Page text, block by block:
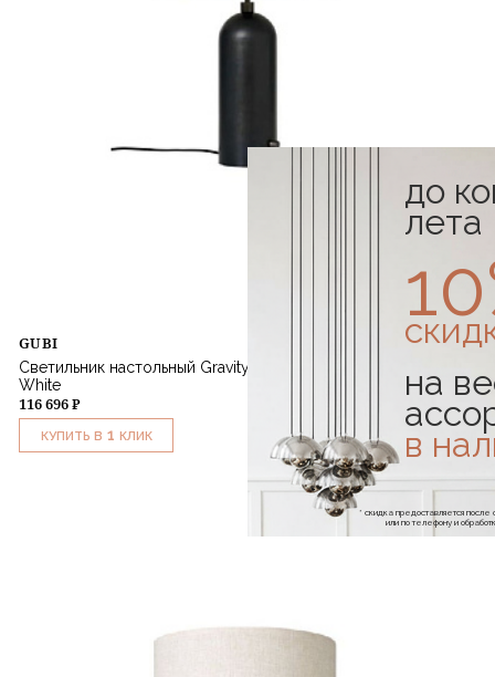
GUBI
Светильник настольный Gravity Table Large Blackened Steel
White
116 696 ₽
КУПИТЬ В 1 КЛИК
до
лета
на
в
* скидка предоставляется
или по телефону и